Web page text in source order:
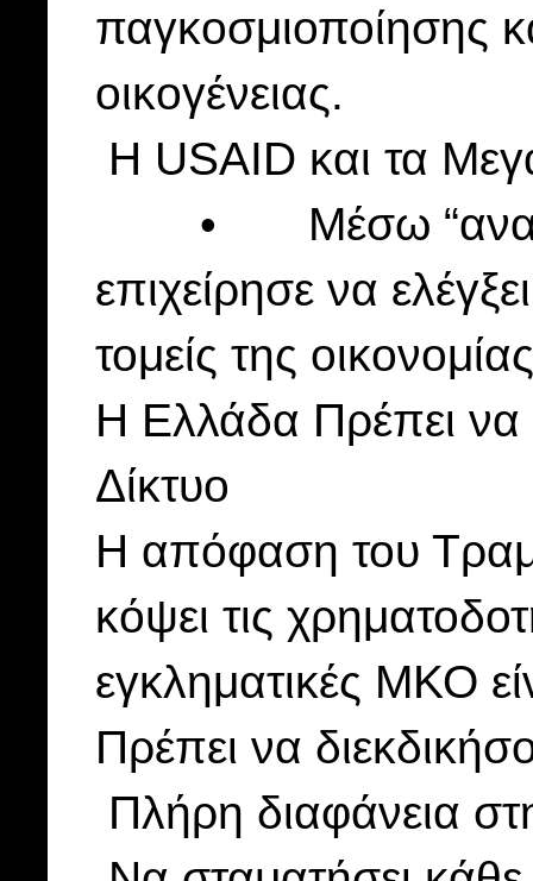
παγκοσμιοποίησης
οικογένειας.
Η USAID και τα
• Μέσω
επιχείρησε να
τομείς της
Η Ελλάδα Πρέπει να
Δίκτυο
Η απόφαση του
κόψει τις
εγκληματικές ΜΚΟ
Πρέπει να
Πλήρη διαφάνεια